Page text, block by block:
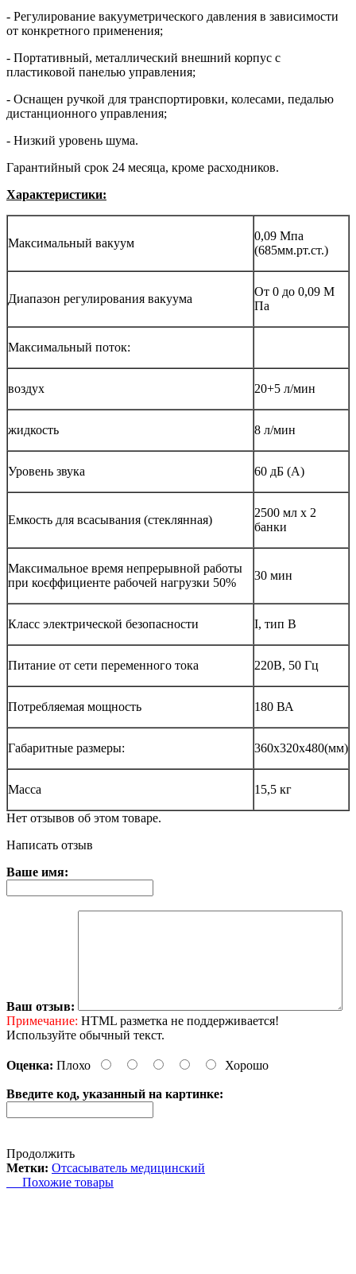
- Регулирование вакууметрического давления в зависимости
от конкретного применения;
- Портативный, металлический внешний корпус с
пластиковой панелью управления;
- Оснащен ручкой для транспортировки, колесами, педалью
дистанционного управления;
- Низкий уровень шума.
Гарантийный срок 24 месяца, кроме расходников.
Характеристики:
Максимальный вакуум
0,09 Мпа
(685мм.рт.ст.)
Диапазон регулирования вакуума
От 0 до 0,09 М
Па
Максимальный поток:
воздух 20+5 л/мин
жидкость 8 л/мин
Уровень звука 60 дБ (А)
Емкость для всасывания (стеклянная)
2500 мл х 2
банки
Максимальное время непрерывной работы
при коєффициенте рабочей нагрузки 50%
30 мин
Класс электрической безопасности I, тип В
Питание от сети переменного тока 220В, 50 Гц
Потребляемая мощность 180 ВА
Габаритные размеры: 360х320х480(мм)
Масса 15,5 кг
Нет отзывов об этом товаре.
Написать отзыв
Ваше имя:
Ваш отзыв:
Примечание: HTML разметка не поддерживается!
Используйте обычный текст.
Оценка: Плохо Хорошо
Введите код, указанный на картинке:
Продолжить
Метки: Отсасыватель медицинский
Похожие товары